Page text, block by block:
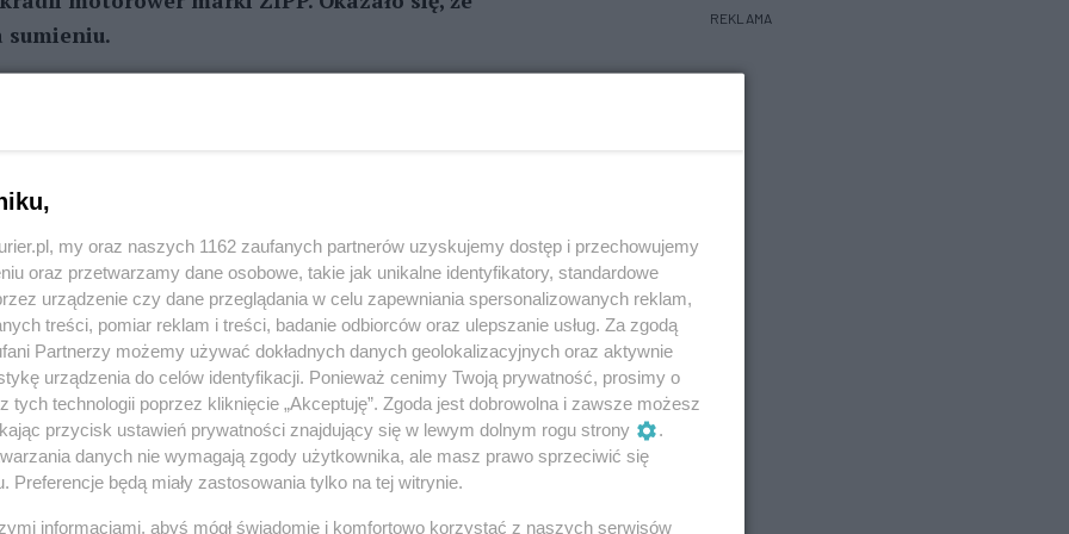
sumieniu.
komendy powiadomił właściciel, który w
motoroweru.
rozwiesił na terenie miasta ogłoszenia ze
otrzymał informację, która pozwoliła ustalić
jednoślad. Mundurowi zatrzymali sprawców w
uciekać pozostawiając swojego kolegę na
policjanci zatrzymali 17-letniego
kolegę - informujemł. asp. Anna Matys.
im czynu i złożyli wyjaśnienia w tej
REKLAMA
my oraz naszych 1162 zaufanych partnerów uzyskujemy dostęp i przechowujemy
oraz przetwarzamy dane osobowe, takie jak unikalne identyfikatory, standardowe
urządzenie czy dane przeglądania w celu zapewniania spersonalizowanych reklam,
treści, pomiar reklam i treści, badanie odbiorców oraz ulepszanie usług. Za zgodą
Partnerzy możemy używać dokładnych danych geolokalizacyjnych oraz aktywnie
urządzenia do celów identyfikacji. Ponieważ cenimy Twoją prywatność, prosimy o
tych technologii poprzez kliknięcie „Akceptuję”. Zgoda jest dobrowolna i zawsze możesz
przycisk ustawień prywatności znajdujący się w lewym dolnym rogu strony
danych nie wymagają zgody użytkownika, ale masz prawo sprzeciwić się
Preferencje będą miały zastosowania tylko na tej witrynie.
informacjami, abyś mógł świadomie i komfortowo korzystać z naszych serwisów